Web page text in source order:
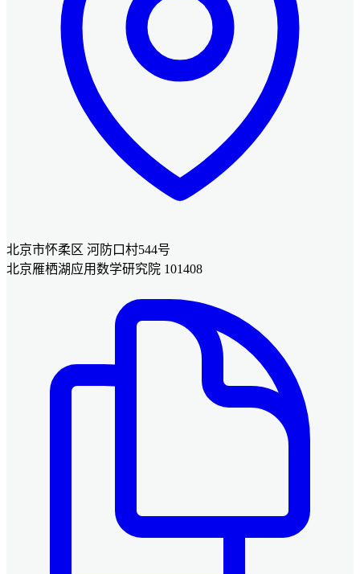
北京市怀柔区 河防口村544号
北京雁栖湖应用数学研究院 101408